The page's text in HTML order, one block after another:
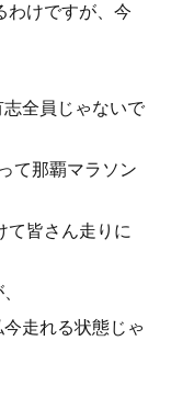
わけですが、今
全員じゃないで
て那覇マラソン
て皆さん走りに
走れる状態じゃ